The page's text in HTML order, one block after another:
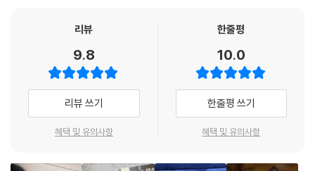
“누나는 무슨. 나보다 이천 년이나 늦게 태어났으면서.”
특기는 집 안의 그릇 던져 부수기, 취미는 화장실에서든 방에서든 울이 몸
통과해 다니기. 엄마 귀고리를 몰래 한 것처럼 터무니없이 큰 금귀고리를
건 여덟 살짜리 백제 귀신 성이. 벌써 두 달째 울이의 집 불청객으로 머무르
조상님 행세를 하려 든다. 자신이 깃든 물건이 무사히 발굴되어 박물관으
리뷰
9.8
리뷰 쓰기
혜택 및 유의사항
한줄평
10.0
한줄평 쓰기
혜택 및 유의사항